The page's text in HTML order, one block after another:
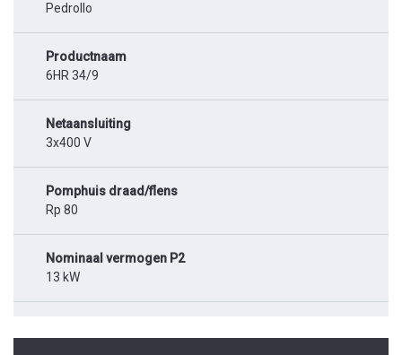
Pedrollo
Productnaam
6HR 34/9
Netaansluiting
3x400 V
Pomphuis draad/flens
Rp 80
Nominaal vermogen P2
13 kW